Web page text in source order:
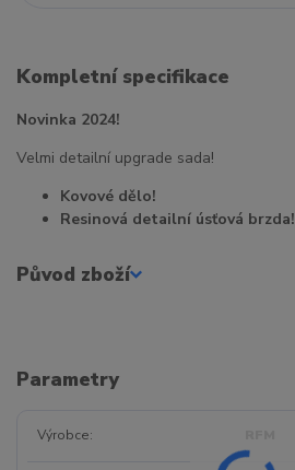
Kompletní specifikace
Novinka 2024!
Velmi detailní upgrade sada!
Kovové dělo!
Resinová detailní úsťová brzda!
Původ zboží
Parametry
Výrobce